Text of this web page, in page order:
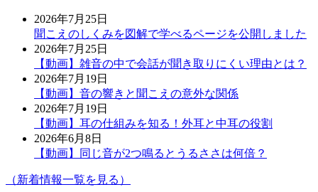
2026年7月25日
聞こえのしくみを図解で学べるページを公開しました
2026年7月25日
【動画】雑音の中で会話が聞き取りにくい理由とは？
2026年7月19日
【動画】音の響きと聞こえの意外な関係
2026年7月19日
【動画】耳の仕組みを知る！外耳と中耳の役割
2026年6月8日
【動画】同じ音が2つ鳴るとうるささは何倍？
（新着情報一覧を見る）